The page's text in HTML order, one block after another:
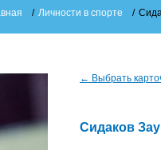
/ Личности в спорте /
← Выбрать
Сидаков